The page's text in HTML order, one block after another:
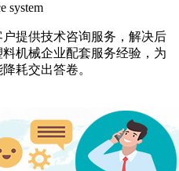
system
提供技术咨询服务，解决后
机械企业配套服务经验，为
耗交出答卷。